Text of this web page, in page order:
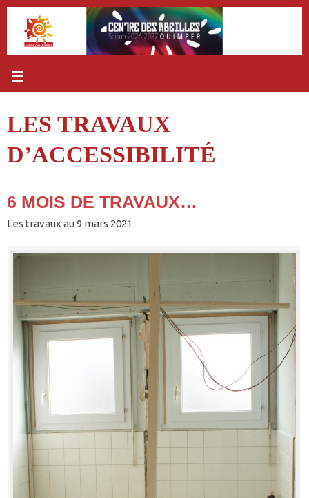
Passer
contenu
LES TRAVAUX
D’ACCESSIBILITÉ
6 MOIS DE TRAVAUX…
Les travaux au 9 mars 2021